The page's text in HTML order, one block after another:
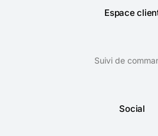
Espace
Suivi de
Social